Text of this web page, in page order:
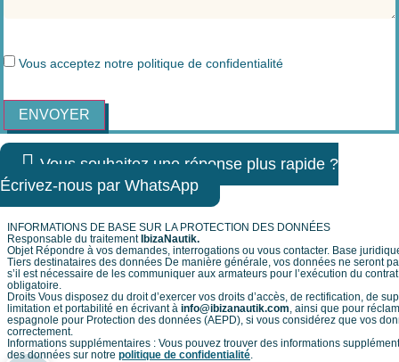
Vous acceptez notre politique de confidentialité
ENVOYER
Vous souhaitez une réponse plus rapide ?
Écrivez-nous par WhatsApp
INFORMATIONS DE BASE SUR LA PROTECTION DES DONNÉES
Responsable du traitementIbizaNautik.
Objet Répondre à vos demandes, interrogations ou vous contacter. Base
Tiers destinataires des données De manière générale, vos données ne seront
s’il est nécessaire de les communiquer aux armateurs pour l’exécution du
obligatoire.
Droits Vous disposez du droit d’exercer vos droits d’accès, de rectification, de
limitation et portabilité en écrivant à info@ibizanautik.com , ainsi que pour
espagnole pour Protection des données (AEPD), si vous considérez que vos
correctement.
Informations supplémentaires : Vous pouvez trouver des informations
des données sur notre politique de confidentialité